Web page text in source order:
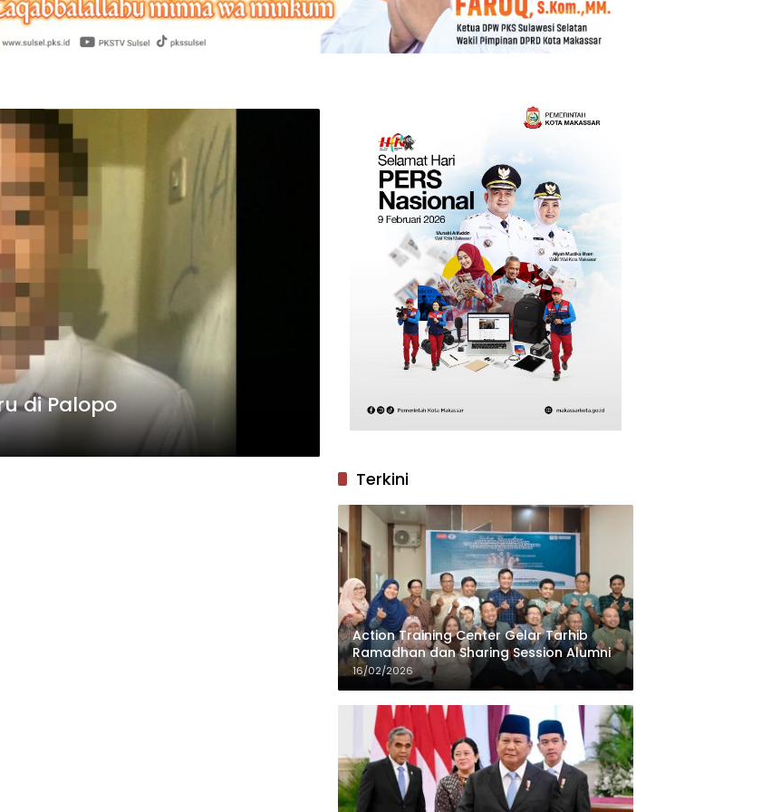
di Palopo
Terkini
Action Training Center Gelar Tarhib
Ramadhan dan Sharing Session Alumni
16/02/2026